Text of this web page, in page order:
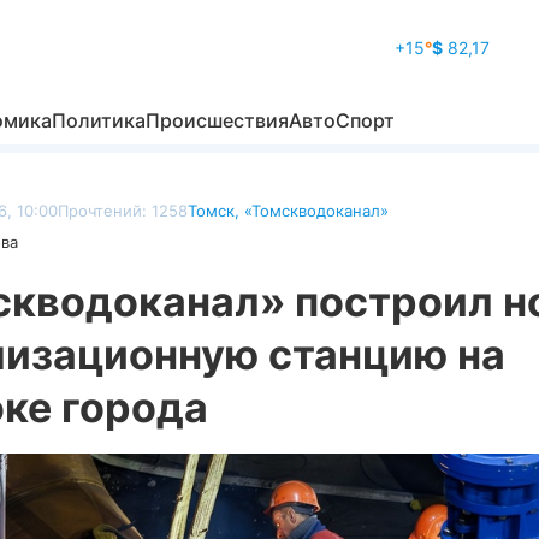
+15°$82,17
ПолитикаПроисшествияАвтоСпорт
10:00Прочтений: 1258Томск, «Томскводоканал»
построил
станцию на
города